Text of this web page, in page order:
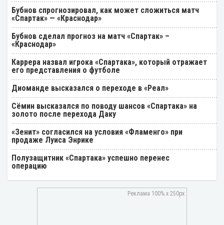
Бубнов спрогнозировал, как может сложиться матч
«Спартак» — «Краснодар»
Бубнов сделал прогноз на матч «Спартак» –
«Краснодар»
Каррера назвал игрока «Спартака», который отражает
его представления о футболе
Диоманде высказался о переходе в «Реал»
Cёмин высказался по поводу шансов «Спартака» на
золото после перехода Даку
«Зенит» согласился на условия «Фламенго» при
продаже Луиса Энрике
Полузащитник «Спартака» успешно перенес
операцию